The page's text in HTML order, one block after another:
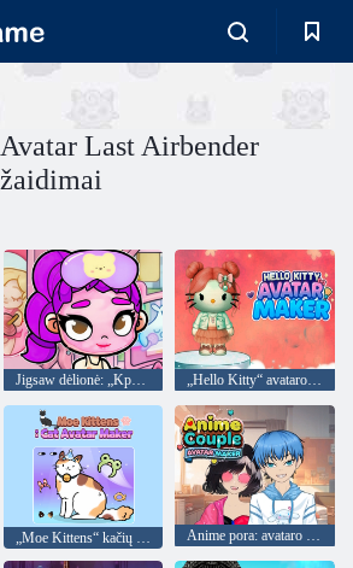
Avatar Last Airbender
žaidimai
Jigsaw dėlionė: „Kpop Huntr/X Avatar Pajama“ vakarėlis „Hello Kitty“ avataro gamintojas
Anime pora: avataro gamintojas